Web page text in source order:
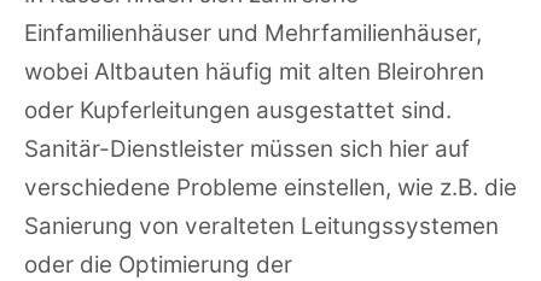
Einfamilienhäuser und Mehrfamilienhäuser,
wobei Altbauten häufig mit alten Bleirohren
oder Kupferleitungen ausgestattet sind.
Sanitär-Dienstleister müssen sich hier auf
verschiedene Probleme einstellen, wie z.B. die
Sanierung von veralteten Leitungssystemen
oder die Optimierung der